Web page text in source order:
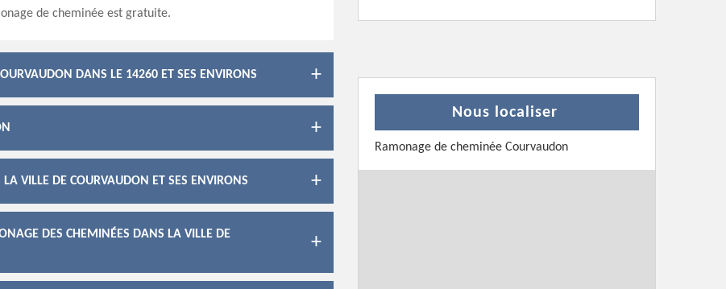
de cheminée est gratuite.
DANS LE 14260 ET SES ENVIRONS
VILLE DE COURVAUDON ET SES ENVIRONS
DES CHEMINÉES DANS LA VILLE DE
Nous localiser
Ramonage de cheminée Courvaudon